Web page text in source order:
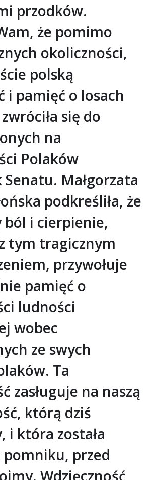
przodków.
że pomimo
okoliczności,
polską
i pamięć o losach
się do
na
Polaków
Senatu. Małgorzata
podkreśliła, że
ból i cierpienie,
tym tragicznym
przywołuje
pamięć o
ludności
wobec
ze swych
Ta
zasługuje na naszą
którą dziś
i która została
przed
Wdzięczność